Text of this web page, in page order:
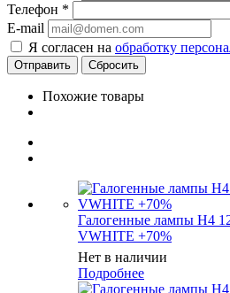
Телефон *
E-mail
Я согласен на обработку
Сбросить
Похожие товары
Галогенные лампы H4
VWHITE +70%
Нет в наличии
Подробнее